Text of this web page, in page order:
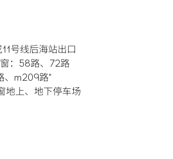
号线后海站出口
：58路、72路
、m209路"
地上、地下停车场